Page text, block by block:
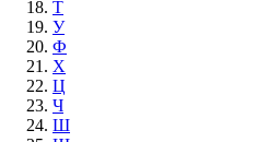
Т
У
Ф
Х
Ц
Ч
Ш